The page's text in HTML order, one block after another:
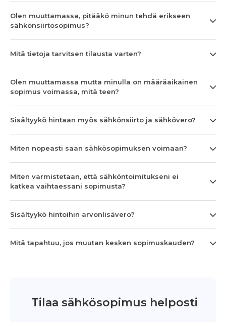
Olen muuttamassa, pitääkö minun tehdä erikseen
sähkönsiirtosopimus?
Mitä tietoja tarvitsen tilausta varten?
Olen muuttamassa mutta minulla on määräaikainen
sopimus voimassa, mitä teen?
Sisältyykö hintaan myös sähkönsiirto ja sähkövero?
Miten nopeasti saan sähkösopimuksen voimaan?
Miten varmistetaan, että sähköntoimitukseni ei
katkea vaihtaessani sopimusta?
Sisältyykö hintoihin arvonlisävero?
Mitä tapahtuu, jos muutan kesken sopimuskauden?
Tilaa sähkösopimus helposti